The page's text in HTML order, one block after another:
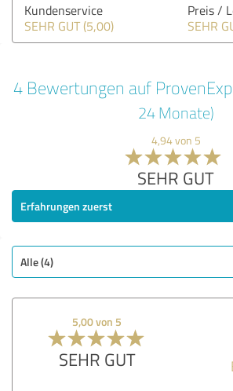
Kundenservice
SEHR GUT (5,00)
Preis /
SEHR
4 Bewertungen auf
24 Monate)
4,94 von 5
SEHR GUT
Erfahrungen zuerst
Alle (4)
5,00 von 5
SEHR GUT